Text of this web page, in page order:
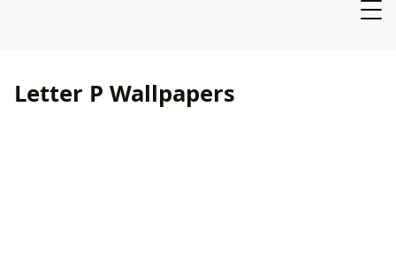
Letter P Wallpapers